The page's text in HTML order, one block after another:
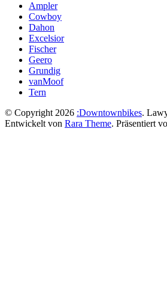
Ampler
Cowboy
Dahon
Excelsior
Fischer
Geero
Grundig
vanMoof
Tern
© Copyright 2026 :Downtownbikes.
Entwickelt von Rara Theme. Präsentiert